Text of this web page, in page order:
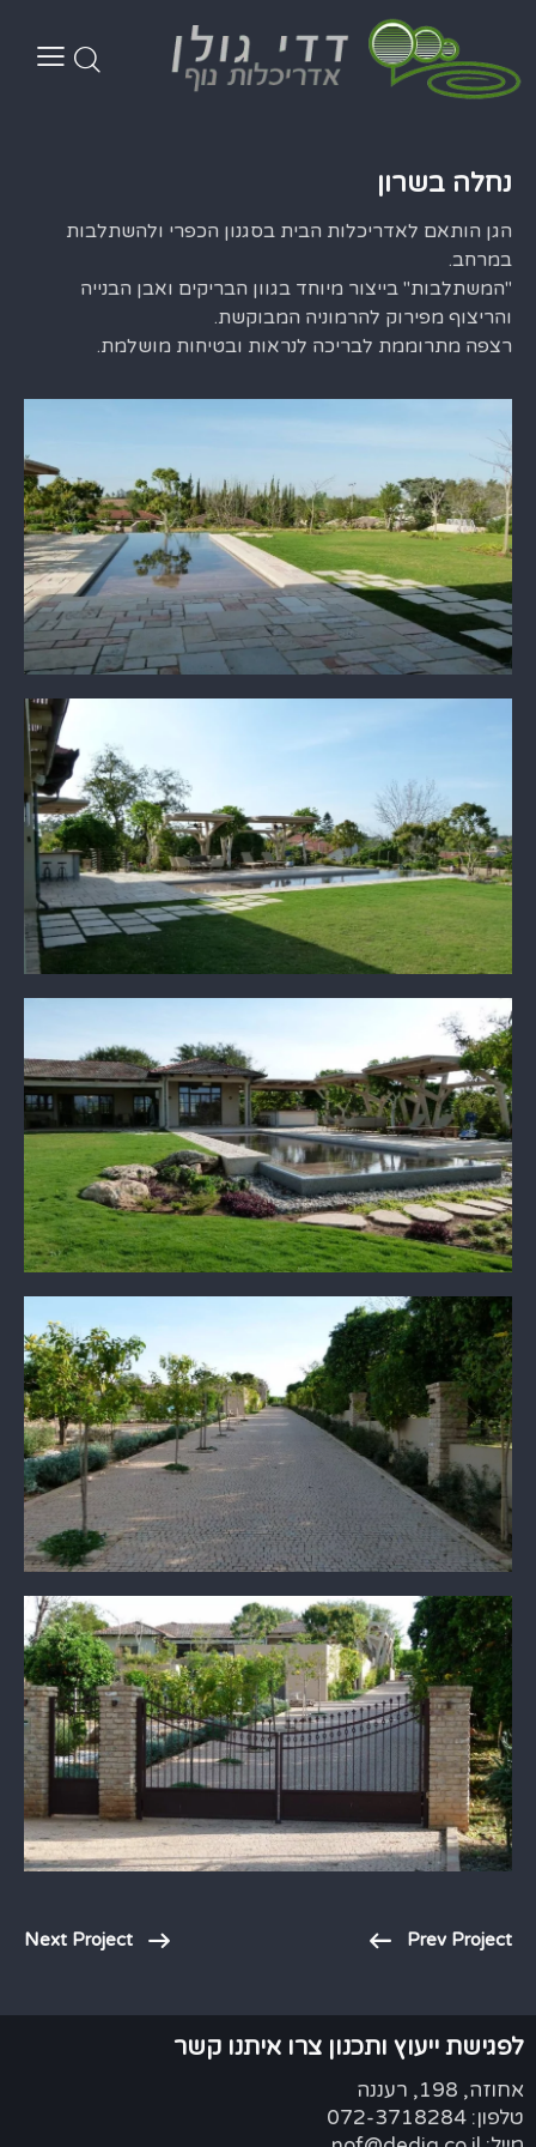
נחלה בשרון
הגן הותאם לאדריכלות הבית בסגנון הכפרי ולהשתלבות
במרחב.
"המשתלבות" בייצור מיוחד בגוון הבריקים ואבן הבנייה
והריצוף מפירוק להרמוניה המבוקשת.
רצפה מתרוממת לבריכה לנראות ובטיחות מושלמת.
Prev Project
Next Project
לפגישת ייעוץ ותכנון צרו איתנו קשר
אחוזה, 198, רעננה
טלפון: 072-3718284